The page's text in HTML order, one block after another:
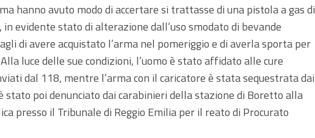
hanno avuto modo di accertare si trattasse di una pistola a gas di
in evidente stato di alterazione dall’uso smodato di bevande
di avere acquistato l’arma nel pomeriggio e di averla sporta per
luce delle sue condizioni, l’uomo è stato affidato alle cure
dal 118, mentre l’arma con il caricatore è stata sequestrata dai
stato poi denunciato dai carabinieri della stazione di Boretto alla
presso il Tribunale di Reggio Emilia per il reato di Procurato